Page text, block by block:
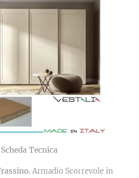
Scheda Tecnica
Armadio Scorrevole in